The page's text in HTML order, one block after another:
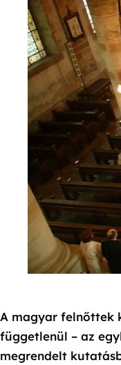
A magyar felnőttek
függetlenül – az
megrendelt